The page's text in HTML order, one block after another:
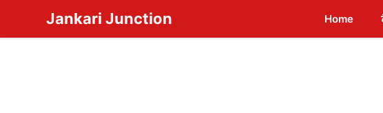
content
Jankari Junction Home